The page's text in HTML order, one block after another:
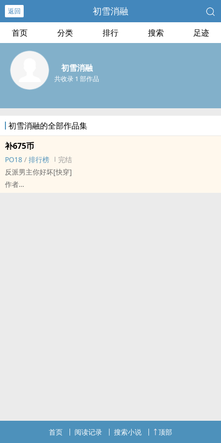
返回 初雪消融
首页 分类 排行 搜索 足迹
初雪消融
共收录 1 部作品
初雪消融的全部作品集
补675币
‌‌‎P‍‎O‌1‎‌‎8‎‍ / 排行榜
完结
反派男主你好坏[快穿]
作者
首页 阅读记录 搜索小说 顶部